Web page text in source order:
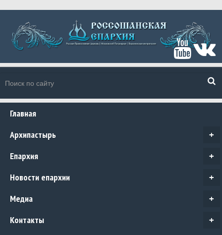
Главная
+
Архипастырь
+
Епархия
+
Новости епархии
+
Медиа
+
Контакты